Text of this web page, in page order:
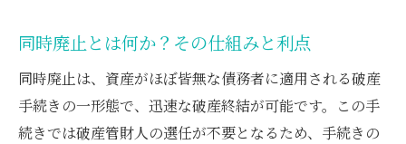
迅速な破産解決のための同時廃止の利点
弁護士が提供する同時廃止の実施ステップ
同時廃止が可能か確認するための事前相談
弁護士のサポートで安心して進める手続き
同時廃止とは何か？その仕組みと利点
同時廃止は、資産がほぼ皆無な債務者に適用される破産
手続きの一形態で、迅速な破産終結が可能です。この手
続きでは破産管財人の選任が不要となるため、手続きの